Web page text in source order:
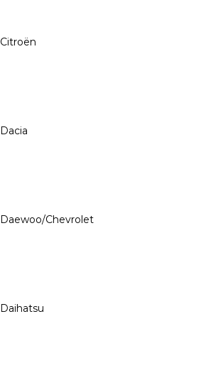
Citroën
Dacia
Daewoo/Chevrolet
Daihatsu